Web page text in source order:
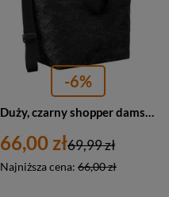
-6%
Duży, czarny shopper damski zawieszony na uchwytach i regulowanym pasku - Rovicky
66,00 zł
Najniższa cena: 66,00 zł
69,99 zł